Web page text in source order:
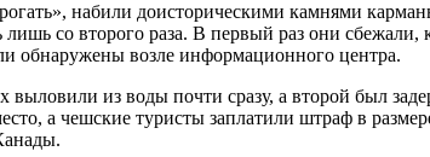
набили доисторическими камнями
со второго раза. В первый раз они сбежали,
обнаружены возле информационного центра.
из воды почти сразу, а второй был
а чешские туристы заплатили штраф в